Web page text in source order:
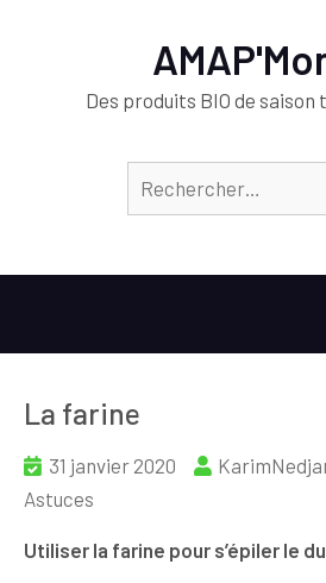
Des produits BIO de
La farine
31 janvier 2020
Astuces
Utiliser la farine pour s’épiler le